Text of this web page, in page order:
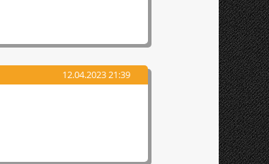
12.04.2023 21:39